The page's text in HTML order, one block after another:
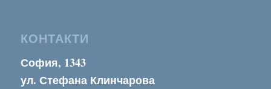
КОНТАКТИ
София, 1343
ул. Стефана Клинчарова